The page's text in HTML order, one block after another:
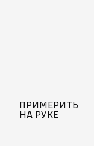
ПРИМЕРИТЬ
НА РУКЕ